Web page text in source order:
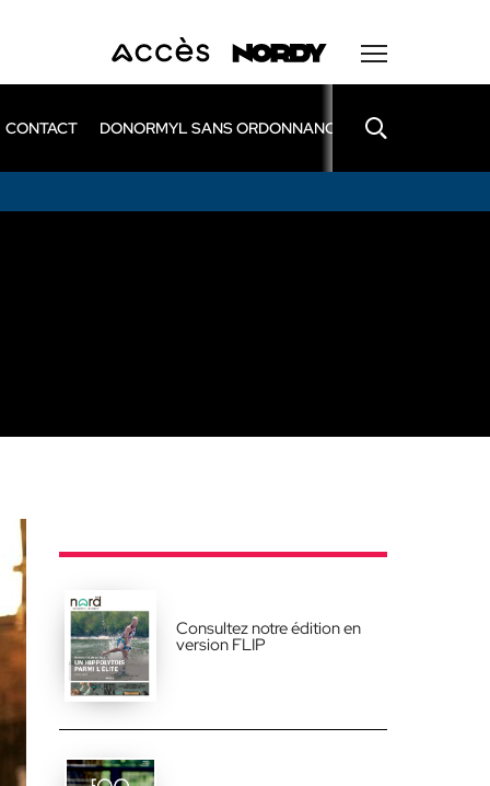
CONTACT DONORMYL SANS ORDONNANCE LEXOMIL SANS
Consultez notre édition en
version FLIP